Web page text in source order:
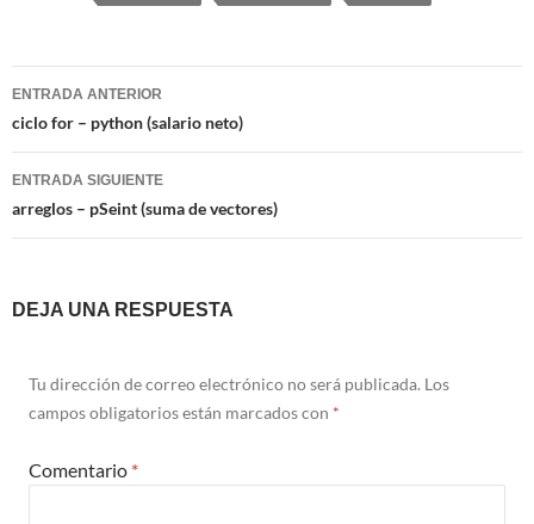
Navegación
de
entradas
ENTRADA ANTERIOR
ciclo for – python (salario neto)
ENTRADA SIGUIENTE
arreglos – pSeint (suma de vectores)
DEJA UNA RESPUESTA
Tu dirección de correo electrónico no será publicada. Los
campos obligatorios están marcados con *
Comentario *